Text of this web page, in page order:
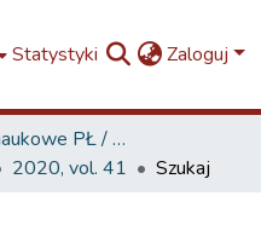
Statystyki Zaloguj
Czasopisma naukowe PŁ / TUL Scientific Journals
2020, vol. 41 Szukaj